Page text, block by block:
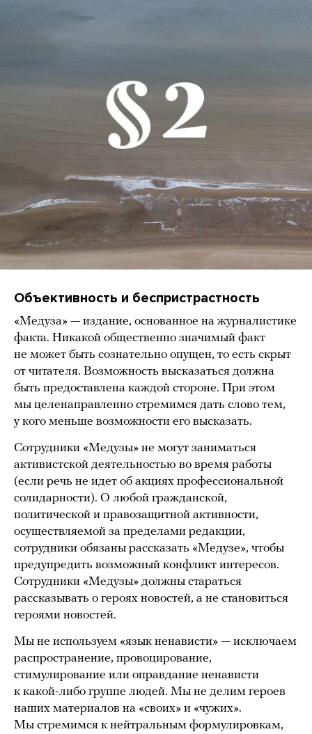
Объективность и беспристрастность
«Медуза» — издание, основанное на журналистике
факта. Никакой общественно значимый факт
не может быть сознательно опущен, то есть скрыт
от читателя. Возможность высказаться должна
быть предоставлена каждой стороне. При этом
мы целенаправленно стремимся дать слово тем,
у кого меньше возможности его высказать.
Сотрудники «Медузы» не могут заниматься
активистской деятельностью во время работы
(если речь не идет об акциях профессиональной
солидарности). О любой гражданской,
политической и правозащитной активности,
осуществляемой за пределами редакции,
сотрудники обязаны рассказать «Медузе», чтобы
предупредить возможный конфликт интересов.
Сотрудники «Медузы» должны стараться
рассказывать о героях новостей, а не становиться
героями новостей.
Мы не используем «язык ненависти» — исключаем
распространение, провоцирование,
стимулирование или оправдание ненависти
к какой-либо группе людей. Мы не делим героев
наших материалов на «своих» и «чужих».
Мы стремимся к нейтральным формулировкам,